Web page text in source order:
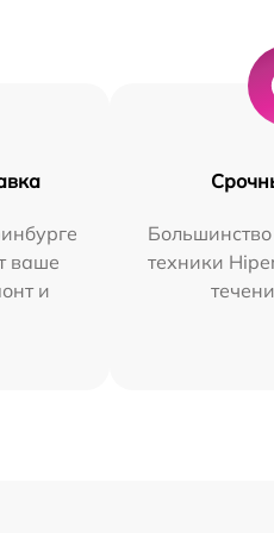
ваше
и
техники